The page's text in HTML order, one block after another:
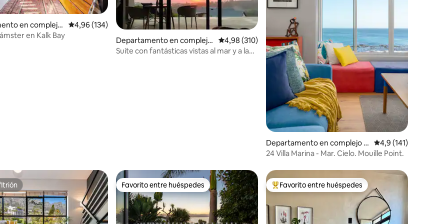
de 5. 216 evaluaciones
en complejo
en Ciudad del Ca
Calificación promedio: 4,96 de 5. 134 evaluaciones
4,96 (134)
en Kalk Bay
Departamento en complejo
residencial en Plettenberg B
Calificación promedio: 4,98 de 5. 310 evaluaciones
4,98 (310)
Suite con fantásticas vistas al mar y a la
Departamento en complejo r
esidencial en Ciudad del Cabo
Calificación
4,9 (141)
24 Villa Marina - Mar. Cielo. Mouille Point.
Favorito entre huéspedes
Favorito entre huéspedes Favorito entre los huéspedes más destacados
Favorito entre huéspedes